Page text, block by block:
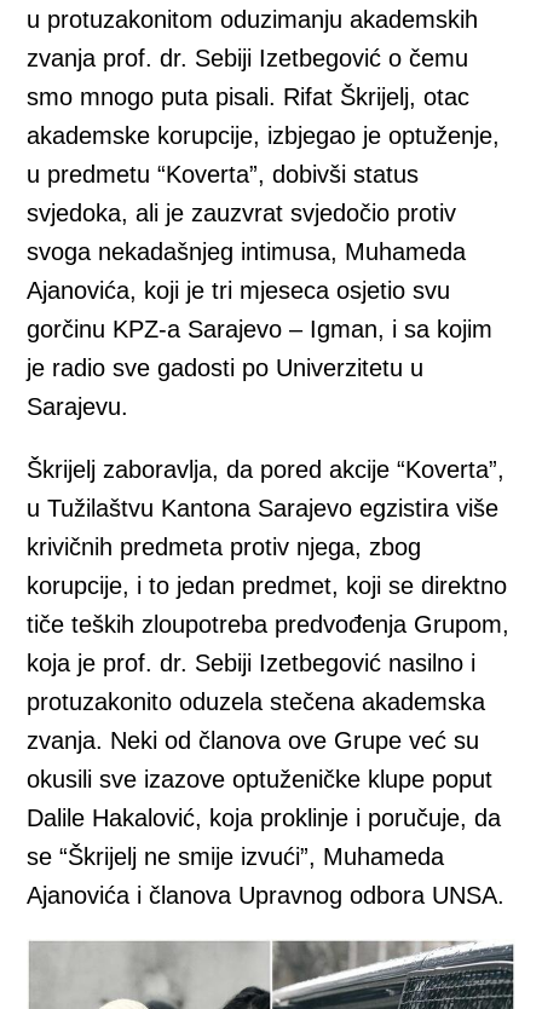
u protuzakonitom oduzimanju akademskih
zvanja prof. dr. Sebiji Izetbegović o čemu
smo mnogo puta pisali. Rifat Škrijelj, otac
akademske korupcije, izbjegao je optuženje,
u predmetu “Koverta”, dobivši status
svjedoka, ali je zauzvrat svjedočio protiv
svoga nekadašnjeg intimusa, Muhameda
Ajanovića, koji je tri mjeseca osjetio svu
gorčinu KPZ-a Sarajevo – Igman, i sa kojim
je radio sve gadosti po Univerzitetu u
Sarajevu.
Škrijelj zaboravlja, da pored akcije “Koverta”,
u Tužilaštvu Kantona Sarajevo egzistira više
krivičnih predmeta protiv njega, zbog
korupcije, i to jedan predmet, koji se direktno
tiče teških zloupotreba predvođenja Grupom,
koja je prof. dr. Sebiji Izetbegović nasilno i
protuzakonito oduzela stečena akademska
zvanja. Neki od članova ove Grupe već su
okusili sve izazove optuženičke klupe poput
Dalile Hakalović, koja proklinje i poručuje, da
se “Škrijelj ne smije izvući”, Muhameda
Ajanovića i članova Upravnog odbora UNSA.